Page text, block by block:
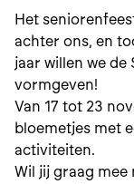
Het
achter ons, en
jaar willen we de
vormgeven!
Van 17 tot 23
bloemetjes met
activiteiten.
Wil jij graag